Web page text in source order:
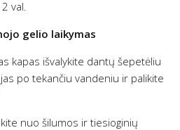
val.
gelio laikymas
kapas išvalykite dantų šepetėliu
po tekančiu vandeniu ir palikite
nuo šilumos ir tiesioginių